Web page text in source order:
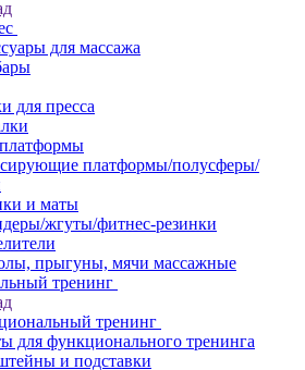
для массажа
для пресса
платформы/полусферы/
и маты
жгуты/фитнес-резинки
прыгуны, мячи массажные
тренинг
тренинг
для функционального тренинга
и подставки